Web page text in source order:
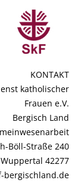
KONTAKT
katholischer
Frauen e.V.
Bergisch Land
Böll-Straße 240
42277 Wuppertal
..